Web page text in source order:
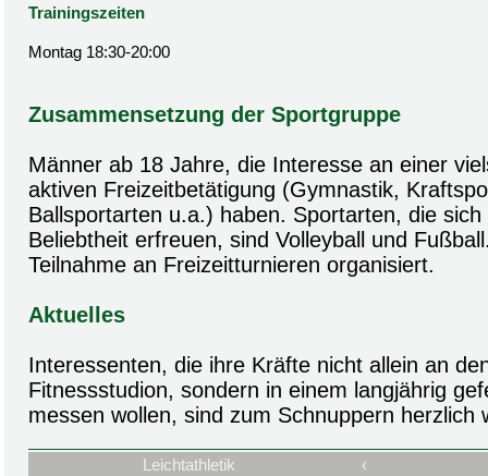
Trainingszeiten
Montag 18:30-20:00
Zusammensetzung der Sportgruppe
Männer ab 18 Jahre, die Interesse an einer
aktiven Freizeitbetätigung (Gymnastik,
Ballsportarten u.a.) haben. Sportarten, die
Beliebtheit erfreuen, sind Volleyball und
Teilnahme an Freizeitturnieren organisiert.
Aktuelles
Interessenten, die ihre Kräfte nicht allein an
Fitnessstudion, sondern in einem langjährig
messen wollen, sind zum Schnuppern herzlich
Leichtathletik
‹